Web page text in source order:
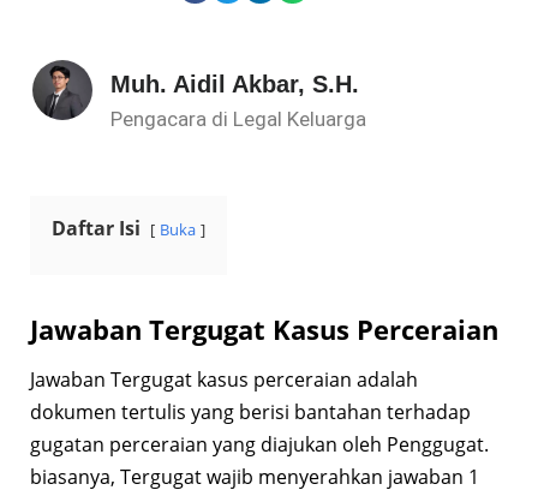
Muh. Aidil Akbar, S.H.
Pengacara di Legal Keluarga
Daftar Isi Buka
Jawaban Tergugat Kasus Perceraian
Jawaban Tergugat kasus perceraian adalah
dokumen tertulis yang berisi bantahan terhadap
gugatan perceraian yang diajukan oleh Penggugat.
biasanya, Tergugat wajib menyerahkan jawaban 1